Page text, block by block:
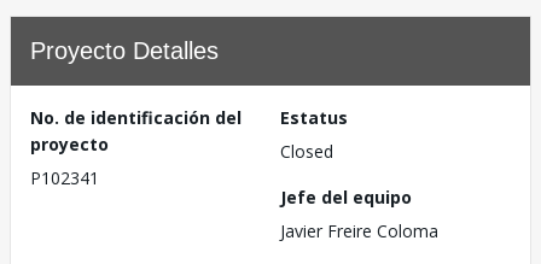
Proyecto Detalles
No. de identificación del
proyecto
P102341
Estatus
Closed
Jefe del equipo
Javier Freire Coloma